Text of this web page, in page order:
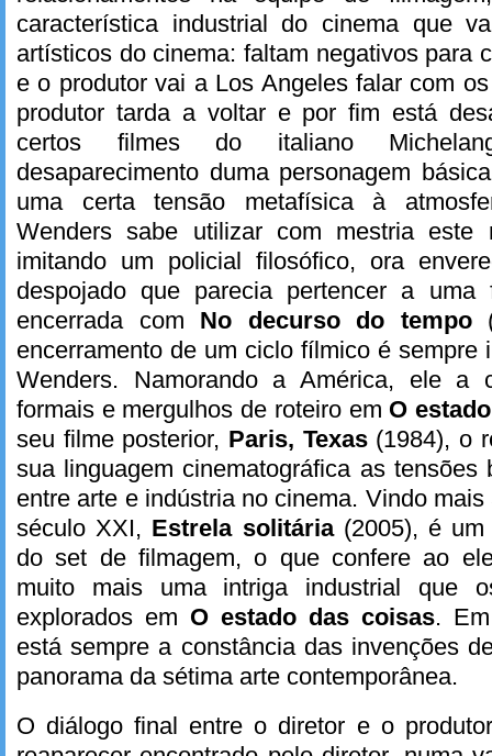
característica industrial do cinema que
artísticos do cinema: faltam negativos para
e o produtor vai a Los Angeles falar com
produtor tarda a voltar e por fim está
certos filmes do italiano
desaparecimento duma personagem
uma certa tensão metafísica à
Wenders sabe utilizar com mestria este
imitando um policial filosófico, ora
despojado que parecia pertencer a
encerrada com No decurso do tempo
encerramento de um ciclo fílmico é sempre
Wenders. Namorando a América, ele a
formais e mergulhos de roteiro em O
seu filme posterior, Paris, Texas (1984), o
sua linguagem cinematográfica as tensões
entre arte e indústria no cinema. Vindo
século XXI, Estrela solitária (2005), é
do set de filmagem, o que confere ao
muito mais uma intriga industrial que
explorados em O estado das coisas.
está sempre a constância das invenções
panorama da sétima arte contemporânea.
O diálogo final entre o diretor e o